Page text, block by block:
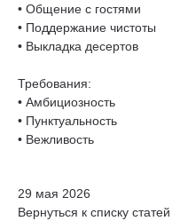
• Общение с гостями
• Поддержание чистоты
• Выкладка десертов
Требования:
• Амбициозность
• Пунктуальность
• Вежливость
29 мая 2026
Вернуться к списку статей